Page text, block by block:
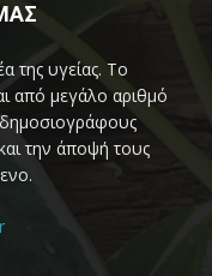
της υγείας. Το
από μεγάλο αριθμό
την άποψή τους